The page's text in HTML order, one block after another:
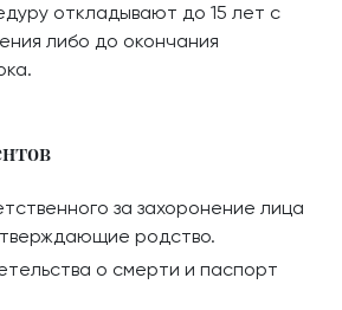
откладывают до 15 лет с
либо до окончания
за захоронение лица
родство.
о смерти и паспорт